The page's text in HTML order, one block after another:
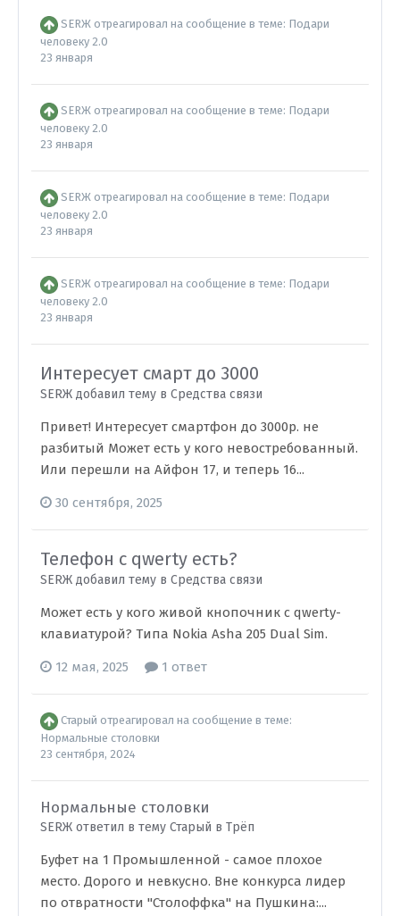
SERЖ отреагировал на сообщение в теме: Подари
человеку 2.0
23 января
SERЖ отреагировал на сообщение в теме: Подари
человеку 2.0
23 января
SERЖ отреагировал на сообщение в теме: Подари
человеку 2.0
23 января
SERЖ отреагировал на сообщение в теме: Подари
человеку 2.0
23 января
Интересует смарт до 3000
SERЖ добавил тему в Средства связи
Привет! Интересует смартфон до 3000р. не
разбитый Может есть у кого невостребованный.
Или перешли на Айфон 17, и теперь 16...
30 сентября, 2025
Телефон с qwerty есть?
SERЖ добавил тему в Средства связи
Может есть у кого живой кнопочник с qwerty-
клавиатурой? Типа Nokia Asha 205 Dual Sim.
12 мая, 2025 1 ответ
Старый отреагировал на сообщение в теме:
Нормальные столовки
23 сентября, 2024
Нормальные столовки
SERЖ ответил в тему Старый в Трёп
Буфет на 1 Промышленной - самое плохое
место. Дорого и невкусно. Вне конкурса лидер
по отвратности "Столоффка" на Пушкина:...